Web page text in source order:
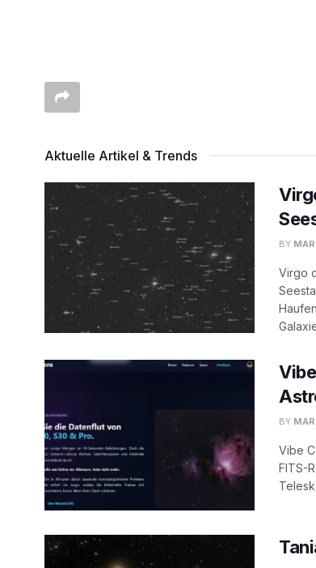
Aktuelle Artikel & Trends
BY
Virgo
BY
Vibe
FITS-